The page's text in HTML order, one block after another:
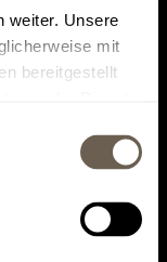
weiter. Unsere
mit
bereitgestellt
su